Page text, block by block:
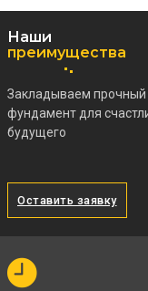
Наши
преимущества
Закладываем прочный
фундамент для
будущего
Оставить заявку